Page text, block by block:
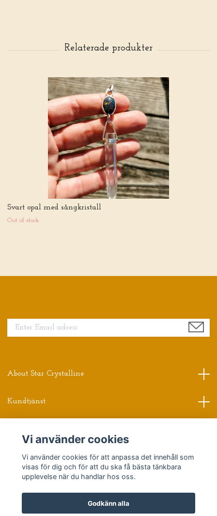
Svart opal med sångkristall
Out of stock
About Star Crystalline
Kundtjänst
Sociala medier
Vi använder cookies
Vi använder cookies för att anpassa det innehåll som
visas för dig och för att du ska få bästa tänkbara
upplevelse när du handlar hos oss.
Godkänn alla